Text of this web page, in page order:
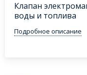
Клапан
воды и топлива
Подробное описание